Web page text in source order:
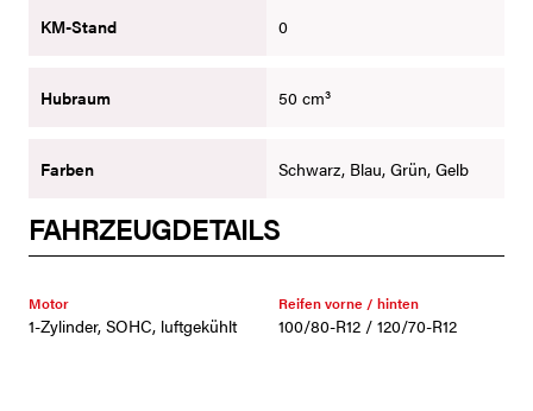
KM-Stand 0
Hubraum 50 cm³
Farben Schwarz, Blau, Grün, Gelb
FAHRZEUGDETAILS
Motor
1-Zylinder, SOHC, luftgekühlt
Reifen vorne / hinten
100/80-R12 / 120/70-R12